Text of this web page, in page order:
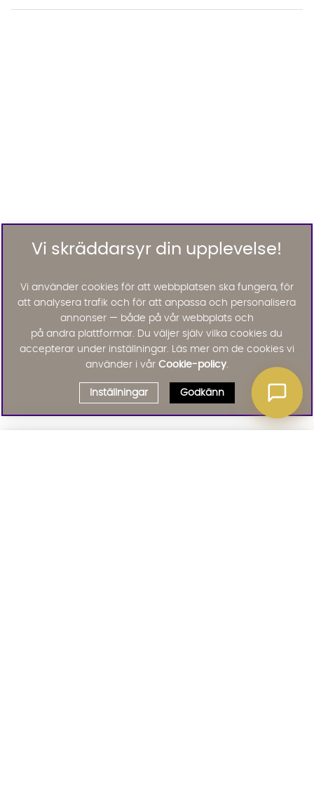
Vi skräddarsyr din upplevelse!
Vi använder cookies för att webbplatsen ska fungera, för
att analysera trafik och för att anpassa och personalisera
annonser — både på vår webbplats och
på andra plattformar. Du väljer själv vilka cookies du
accepterar under inställningar. Läs mer om de cookies vi
använder i vår Cookie-policy.
Inställningar Godkänn